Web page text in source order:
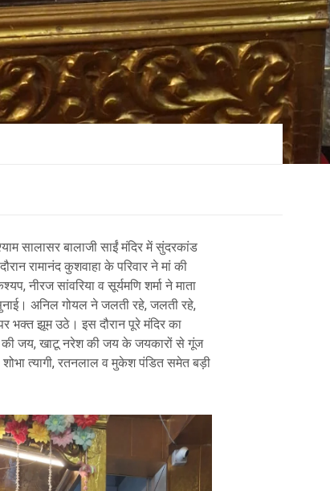
सालासर बालाजी साईं मंदिर में सुंदरकांड
रामानंद कुशवाहा के परिवार ने मां की
नीरज सांवरिया व सूर्यमणि शर्मा ने माता
अनिल गोयल ने जलती रहे, जलती रहे,
भक्त झूम उठे। इस दौरान पूरे मंदिर का
की जय, खाटू नरेश की जय के जयकारों से गूंज
त्यागी, रतनलाल व मुकेश पंडित समेत बड़ी